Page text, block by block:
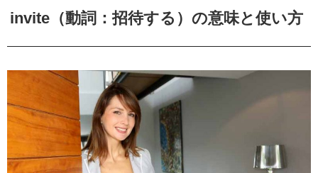
invite（動詞：招待する）の意味と使い方